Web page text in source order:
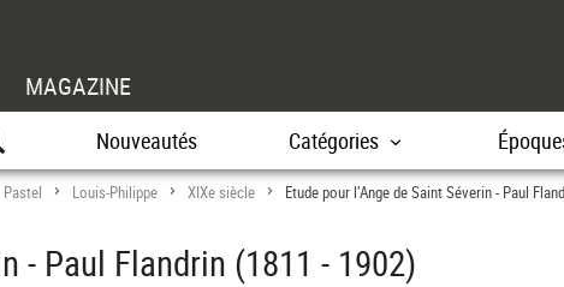
MAGAZINE
Nouveautés Catégories
> Louis-Philippe > XIXe siècle > Etude pour l’Ange de Saint Séverin - Paul
- Paul Flandrin (1811 - 1902)